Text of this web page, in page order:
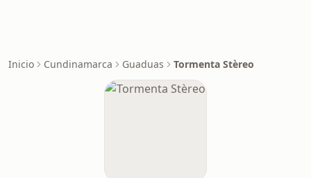
Inicio Cundinamarca Guaduas Tormenta Stèreo